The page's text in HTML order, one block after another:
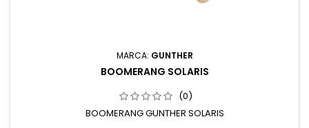
MARCA: GUNTHER
BOOMERANG SOLARIS
(0)
BOOMERANG GUNTHER SOLARIS